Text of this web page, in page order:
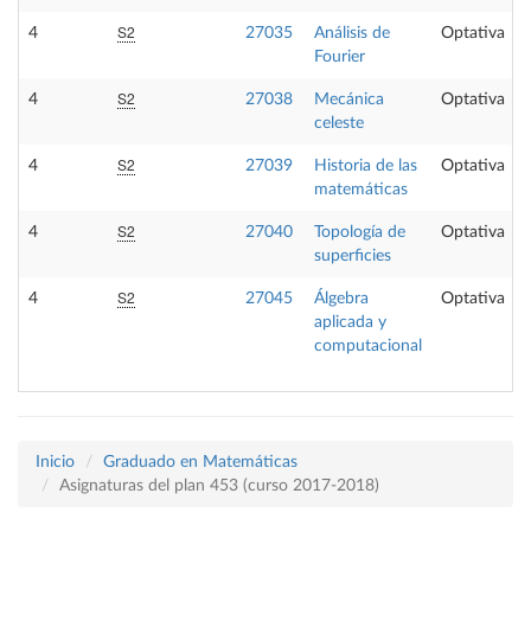
4 S2 27035
Análisis de
Fourier
Optativa
4 S2 27038
Mecánica
celeste
Optativa
4 S2 27039
Historia de las
matemáticas
Optativa
4 S2 27040
Topología de
superficies
Optativa
4 S2 27045
Álgebra
aplicada y
computacional
Optativa
Inicio
Graduado en Matemáticas
Asignaturas del plan 453 (curso 2017-2018)